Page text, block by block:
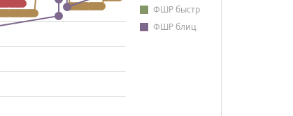
ФШР быстр
ФШР блиц